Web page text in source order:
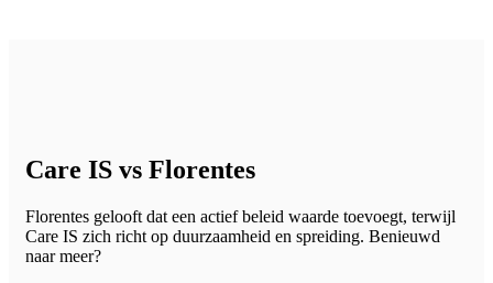
Care IS vs Florentes
Florentes gelooft dat een actief beleid waarde toevoegt, terwijl
Care IS zich richt op duurzaamheid en spreiding. Benieuwd
naar meer?